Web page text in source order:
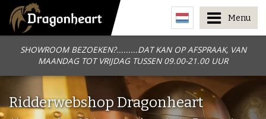
SHOWROOM BEZOEKEN?.........DAT KAN OP AFSPRAAK, VAN
MAANDAG TOT VRIJDAG TUSSEN 09.00-21.00 UUR
Menu
Ridderwebshop Dragonheart